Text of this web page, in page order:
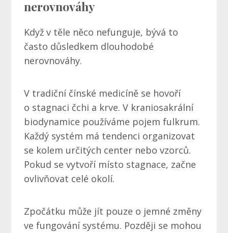
nerovnováhy
Když v těle něco nefunguje, bývá to
často důsledkem dlouhodobé
nerovnováhy.
V tradiční čínské medicíně se hovoří
o stagnaci čchi a krve. V kraniosakrální
biodynamice používáme pojem fulkrum.
Každý systém má tendenci organizovat
se kolem určitých center nebo vzorců.
Pokud se vytvoří místo stagnace, začne
ovlivňovat celé okolí.
Zpočátku může jít pouze o jemné změny
ve fungování systému. Později se mohou